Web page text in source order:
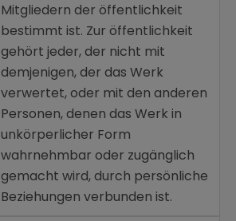
Mitgliedern der öffentlichkeit
bestimmt ist. Zur öffentlichkeit
gehört jeder, der nicht mit
demjenigen, der das Werk
verwertet, oder mit den anderen
Personen, denen das Werk in
unkörperlicher Form
wahrnehmbar oder zugänglich
gemacht wird, durch persönliche
Beziehungen verbunden ist.